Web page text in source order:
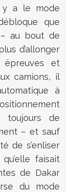
y a le mode
que
au bout de
d’allonger
épreuves et
camions, il
à
toujours de
– et sauf
de s’enliser
faisait
de Dakar
du mode